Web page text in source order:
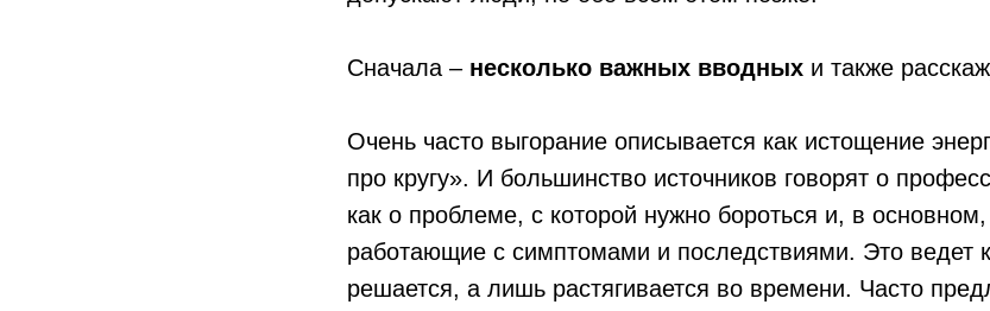
Сначала – несколько важных вводных и также
Очень часто выгорание описывается как истощение
про кругу». И большинство источников говорят о
как о проблеме, с которой нужно бороться и, в
работающие с симптомами и последствиями. Это ведет
решается, а лишь растягивается во времени. Часто